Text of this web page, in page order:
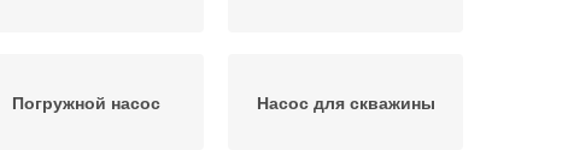
Погружной насос Насос для скважины